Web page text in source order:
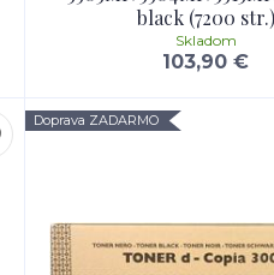
black (7200 str.)
103,90 €
Skladom
Doprava ZADARMO